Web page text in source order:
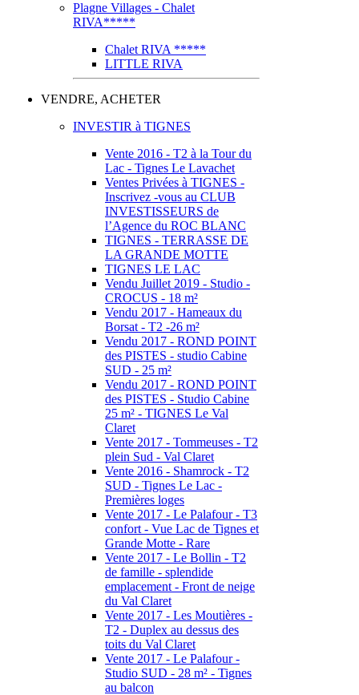
Plagne Villages - Chalet
RIVA*****
Chalet RIVA *****
LITTLE RIVA
VENDRE, ACHETER
INVESTIR à TIGNES
Vente 2016 - T2 à la Tour du
Lac - Tignes Le Lavachet
Ventes Privées à TIGNES -
Inscrivez -vous au CLUB
INVESTISSEURS de
l’Agence du ROC BLANC
TIGNES - TERRASSE DE
LA GRANDE MOTTE
TIGNES LE LAC
Vendu Juillet 2019 - Studio -
CROCUS - 18 m²
Vendu 2017 - Hameaux du
Borsat - T2 -26 m²
Vendu 2017 - ROND POINT
des PISTES - studio Cabine
SUD - 25 m²
Vendu 2017 - ROND POINT
des PISTES - Studio Cabine
25 m² - TIGNES Le Val
Claret
Vente 2017 - Tommeuses - T2
plein Sud - Val Claret
Vente 2016 - Shamrock - T2
SUD - Tignes Le Lac -
Premières loges
Vente 2017 - Le Palafour - T3
confort - Vue Lac de Tignes et
Grande Motte - Rare
Vente 2017 - Le Bollin - T2
de famille - splendide
emplacement - Front de neige
du Val Claret
Vente 2017 - Les Moutières -
T2 - Duplex au dessus des
toits du Val Claret
Vente 2017 - Le Palafour -
Studio SUD - 28 m² - Tignes
au balcon